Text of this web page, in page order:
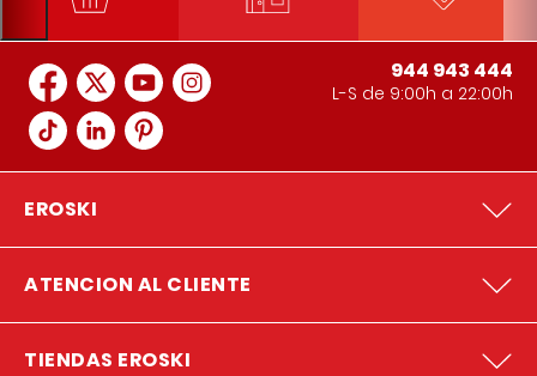
944 943 444
L-S de 9:00h a 22:00h
EROSKI
ATENCION AL CLIENTE
TIENDAS EROSKI